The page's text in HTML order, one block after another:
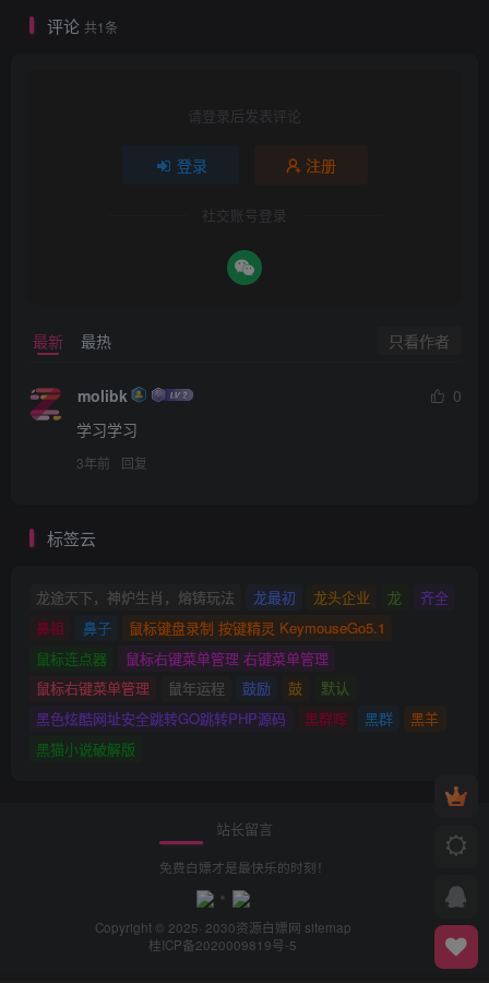
评论 共1条
请登录后发表评论
登录 注册
社交账号登录
最新 最热 只看作者
molibk
0
学习学习
3年前 回复
标签云
龙途天下，神炉生肖，熔铸玩法 龙最初 龙头企业 龙
齐全
鼻祖
鼻子
鼠标键盘录制 按键精灵 KeymouseGo5.1
鼠标连点器
鼠标右键菜单管理 右键菜单管理
鼠标右键菜单管理
鼠年运程 鼓励 鼓
默认
黑色炫酷网址安全跳转GO跳转PHP源码
黑群晖 黑群
黑羊
黑猫小说破解版
站长留言
免费白嫖才是最快乐的时刻！
Copyright © 2025· 2030资源白嫖网 sitemap
桂ICP备2020009819号-5